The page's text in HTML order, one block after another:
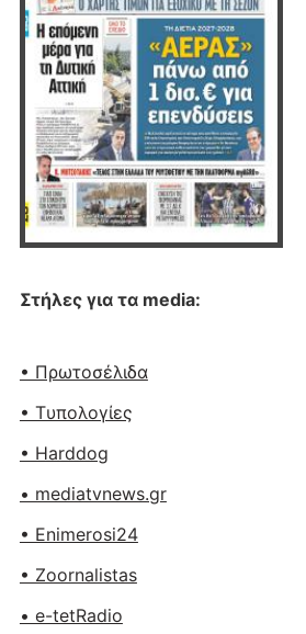
Στήλες για τα media:
• Πρωτοσέλιδα
• Tυπολογίες
• Harddog
• mediatvnews.gr
• Enimerosi24
• Zoornalistas
• e-tetRadio